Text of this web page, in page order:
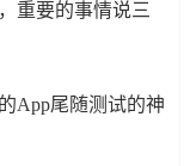
重要的事情说三
App尾随测试的神